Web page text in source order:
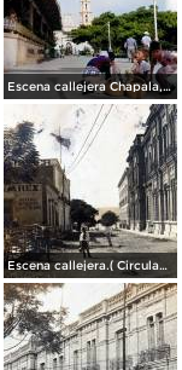
Escena callejera Chapala, Jalisco 1961..
Escena callejera.( Circulada el 3 de Marzo de 1909 ).